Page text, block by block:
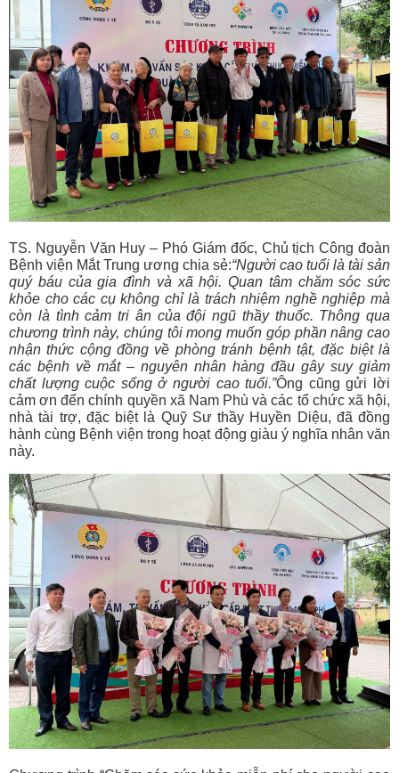
TS. Nguyễn Văn Huy – Phó Giám đốc, Chủ tịch Công đoàn
Bệnh viện Mắt Trung ương chia sẻ:“Người cao tuổi là tài sản
quý báu của gia đình và xã hội. Quan tâm chăm sóc sức
khỏe cho các cụ không chỉ là trách nhiệm nghề nghiệp mà
còn là tình cảm tri ân của đội ngũ thầy thuốc. Thông qua
chương trình này, chúng tôi mong muốn góp phần nâng cao
nhận thức cộng đồng về phòng tránh bệnh tật, đặc biệt là
các bệnh về mắt – nguyên nhân hàng đầu gây suy giảm
chất lượng cuộc sống ở người cao tuổi.”Ông cũng gửi lời
cảm ơn đến chính quyền xã Nam Phù và các tổ chức xã hội,
nhà tài trợ, đặc biệt là Quỹ Sư thầy Huyền Diệu, đã đồng
hành cùng Bệnh viện trong hoạt động giàu ý nghĩa nhân văn
này.